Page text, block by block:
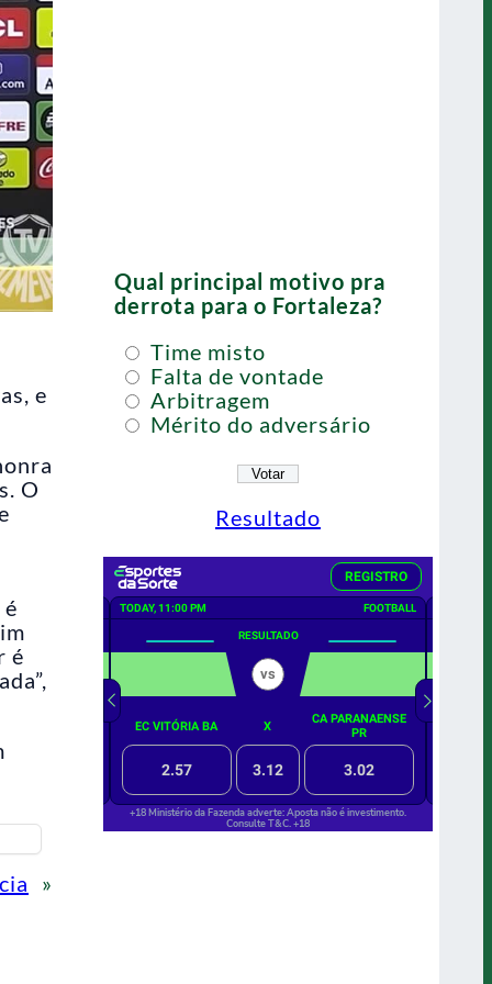
e
O
é
»
Qual principal motivo pra
derrota para o Fortaleza?
Time misto
Falta de vontade
Arbitragem
Mérito do adversário
Resultado